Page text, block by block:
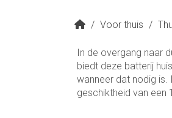
/ Voor thuis /
In de overgang naar
biedt deze batterij
wanneer dat nodig is.
geschiktheid van een